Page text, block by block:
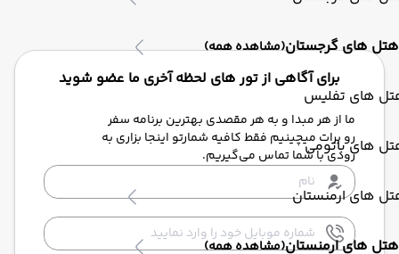
هتل های گرجستان(مشاهده همه)
های تفلیس
های باتومی
های ارمنستان
هتل های ارمنستان(مشاهده همه)
برای آگاهی از تور های لحظه آخری ما عضو شوید
ما از هر مبدا و به هر مقصدی بهترین برنامه سفر
رو برات میچینیم فقط کافیه شمارتو اینجا بزاری به
زودی با شما تماس می‌گیریم.